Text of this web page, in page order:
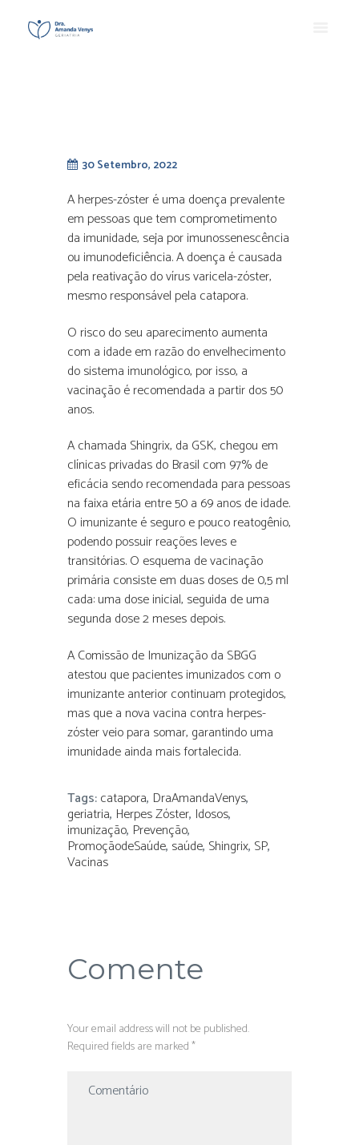
30 Setembro, 2022
A herpes-zóster é uma doença prevalente
em pessoas que tem comprometimento
da imunidade, seja por imunossenescência
ou imunodeficiência. A doença é causada
pela reativação do vírus varicela-zóster,
mesmo responsável pela catapora.
O risco do seu aparecimento aumenta
com a idade em razão do envelhecimento
do sistema imunológico, por isso, a
vacinação é recomendada a partir dos 50
anos.
A chamada Shingrix, da GSK, chegou em
clínicas privadas do Brasil com 97% de
eficácia sendo recomendada para pessoas
na faixa etária entre 50 a 69 anos de idade.
O imunizante é seguro e pouco reatogênio,
podendo possuir reações leves e
transitórias. O esquema de vacinação
primária consiste em duas doses de 0,5 ml
cada: uma dose inicial, seguida de uma
segunda dose 2 meses depois.
A Comissão de Imunização da SBGG
atestou que pacientes imunizados com o
imunizante anterior continuam protegidos,
mas que a nova vacina contra herpes-
zóster veio para somar, garantindo uma
imunidade ainda mais fortalecida.
Tags:catapora, DraAmandaVenys,
geriatria, Herpes Zóster, Idosos,
imunização, Prevenção,
PromoçãodeSaúde, saúde, Shingrix, SP,
Vacinas
Comente
Your email address will not be published.
Required fields are marked *